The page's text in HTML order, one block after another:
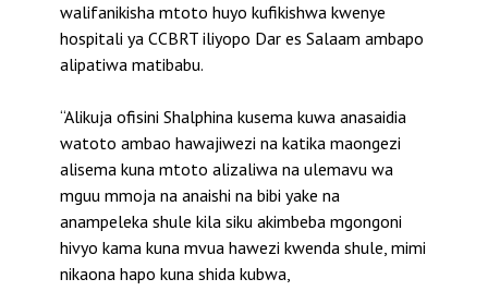
walifanikisha mtoto huyo kufikishwa kwenye
hospitali ya CCBRT iliyopo Dar es Salaam ambapo
alipatiwa matibabu.
“Alikuja ofisini Shalphina kusema kuwa anasaidia
watoto ambao hawajiwezi na katika maongezi
alisema kuna mtoto alizaliwa na ulemavu wa
mguu mmoja na anaishi na bibi yake na
anampeleka shule kila siku akimbeba mgongoni
hivyo kama kuna mvua hawezi kwenda shule, mimi
nikaona hapo kuna shida kubwa,